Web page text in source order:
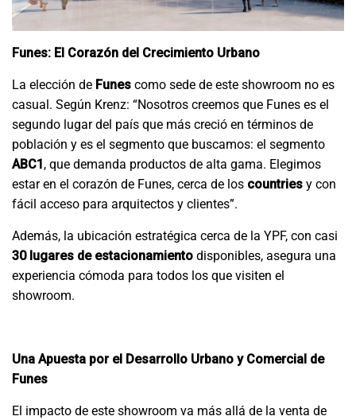
Funes: El Corazón del Crecimiento Urbano
La elección de Funes como sede de este showroom no es
casual. Según Krenz: “Nosotros creemos que Funes es el
segundo lugar del país que más creció en términos de
población y es el segmento que buscamos: el segmento
ABC1, que demanda productos de alta gama. Elegimos
estar en el corazón de Funes, cerca de los countries y con
fácil acceso para arquitectos y clientes”.
Además, la ubicación estratégica cerca de la YPF, con casi
30 lugares de estacionamiento disponibles, asegura una
experiencia cómoda para todos los que visiten el
showroom.
Una Apuesta por el Desarrollo Urbano y Comercial de
Funes
El impacto de este showroom va más allá de la venta de